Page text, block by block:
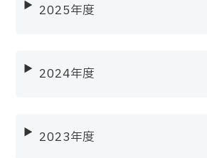
2025年度
2024年度
2023年度